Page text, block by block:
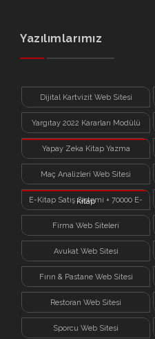
Yazılımlarımız
Dijital Kartvizit Web Sitesi
Yargıtay 2022 Kararları Modülü
Yapay Zeka Kitap Yazma
Sistemi
Maç Analizleri Web Sitesi
E-Kitap Satış Sistemi + 70000 E-
Kitap
Firma Web Siteleri
Avukat Web Sitesi
Fırın & Pastane Web Sitesi
Restoran Web Sitesi
Sporcu Web Sitesi